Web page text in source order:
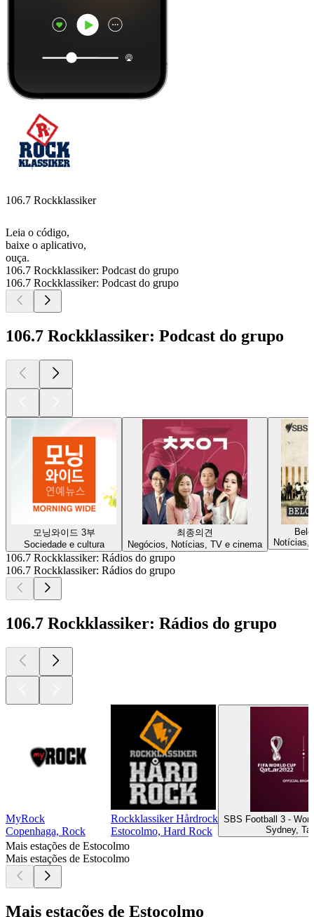
106.7 Rockklassiker
Leia o código,
baixe o aplicativo,
ouça.
106.7 Rockklassiker: Podcast do grupo
106.7 Rockklassiker: Podcast do grupo
106.7 Rockklassiker: Podcast do grupo
모닝와이드 3부
Sociedade e cultura
최종의견
Negócios, Notícias, TV e cinema
Notícias,
106.7 Rockklassiker: Rádios do grupo
106.7 Rockklassiker: Rádios do grupo
106.7 Rockklassiker: Rádios do grupo
MyRock
Copenhaga, Rock
Rockklassiker Hårdrock
Estocolmo, Hard Rock
SBS Football 3 -
Sydney,
Mais estações de Estocolmo
Mais estações de Estocolmo
Mais estações de Estocolmo